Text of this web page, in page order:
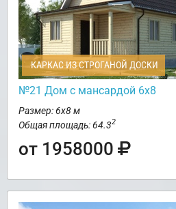
КАРКАС ИЗ СТРОГАНОЙ ДОСКИ
№21 Дом с мансардой 6х8
Размер: 6х8 м
Общая площадь: 64.32
от 1958000